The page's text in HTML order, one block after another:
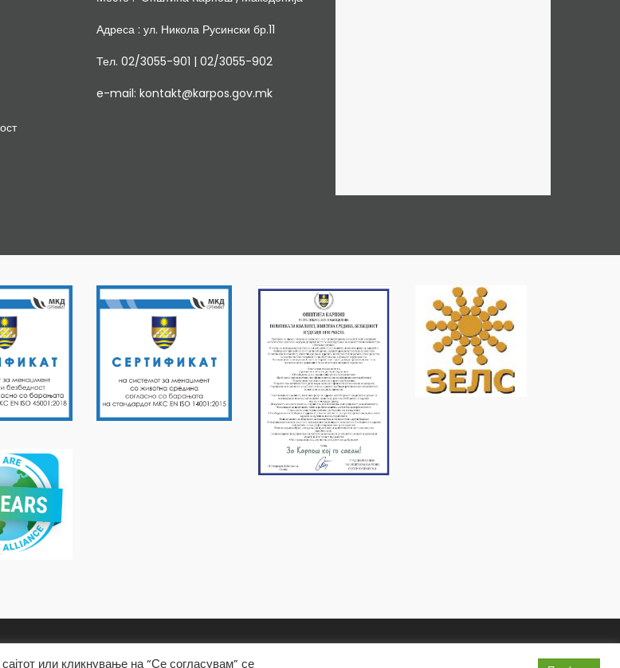
Адреса : ул. Никола Русински бр.11
Тел. 02/3055-901 | 02/3055-902
e-mail: kontakt@karpos.gov.mk
Политика на приватност
или кликнување на “Се согласувам” се